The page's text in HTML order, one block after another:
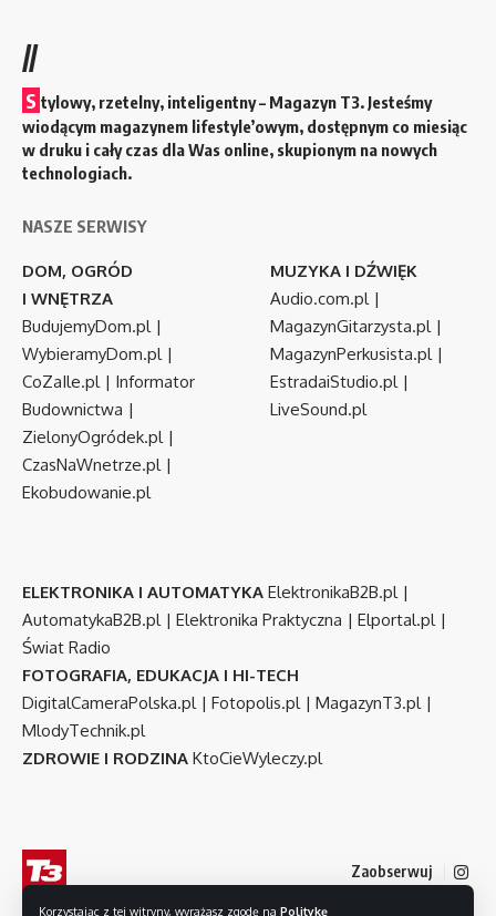
Korzystając z tej witryny, wyrażasz zgodę na Politykę
//
S tylowy, rzetelny, inteligentny – Magazyn T3. Jesteśmy
wiodącym magazynem lifestyle’owym, dostępnym co miesiąc
w druku i cały czas dla Was online, skupionym na nowych
technologiach.
NASZE SERWISY
DOM, OGRÓD
I WNĘTRZA
BudujemyDom.pl|
WybieramyDom.pl|
CoZaIle.pl| Informator
Budownictwa |
ZielonyOgródek.pl|
CzasNaWnetrze.pl|
Ekobudowanie.pl
MUZYKA I DŹWIĘK
Audio.com.pl|
MagazynGitarzysta.pl|
MagazynPerkusista.pl|
EstradaiStudio.pl|
LiveSound.pl
ELEKTRONIKA I AUTOMATYKA ElektronikaB2B.pl|
AutomatykaB2B.pl| Elektronika Praktyczna | Elportal.pl|
Świat Radio
FOTOGRAFIA, EDUKACJA I HI-TECH
DigitalCameraPolska.pl| Fotopolis.pl| MagazynT3.pl|
MlodyTechnik.pl
ZDROWIE I RODZINA KtoCieWyleczy.pl
Zaobserwuj